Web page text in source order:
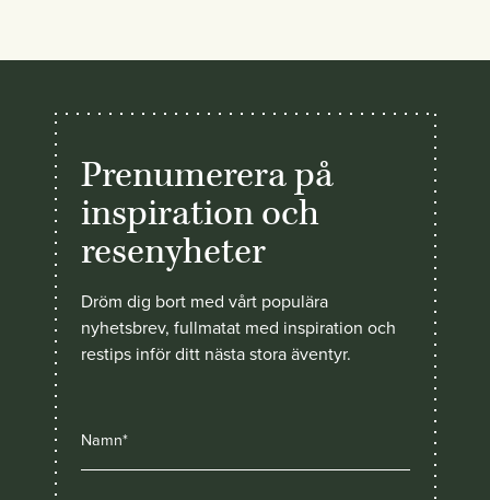
Prenumerera på
inspiration och
resenyheter
Dröm dig bort med vårt populära
nyhetsbrev, fullmatat med inspiration och
restips inför ditt nästa stora äventyr.